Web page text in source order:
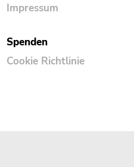
Impressum
Spenden
Cookie Richtlinie